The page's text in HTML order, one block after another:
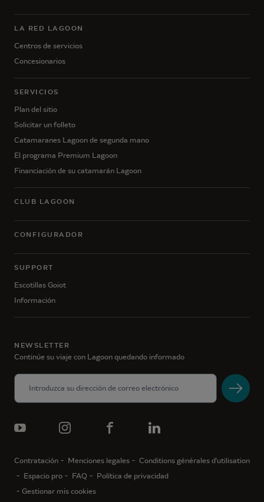
LA RED LAGOON
Centros de servicios
Concesionarios
SERVICIOS
Plan del sitio
Solicitar un folleto
Catamaranes Lagoon de segunda mano
El programa Premium Lagoon
Financiación de su catamarán Lagoon
CLUB LAGOON
CONFIGURADOR
SUPPORT
Escotillas Goiot
Información
NEWSLETTER
Continúe su viaje con Lagoon quedando informado
Contratación Menciones legales
Conditions générales d'utilisation
Espacio pro
FAQ
Política de privacidad
Gestionar mis cookies